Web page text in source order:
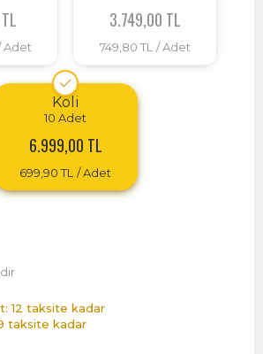
Adet
3.749,00 TL
749,80 TL / Adet
Koli
10 Adet
6.999,00 TL
699,90 TL / Adet
12 taksite kadar
taksite kadar